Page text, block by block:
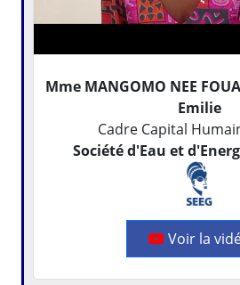
Mme MANGOMO NEE
Emilie
Cadre Capital
Société d'Eau et
Voir la